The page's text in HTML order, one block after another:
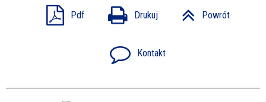
Pdf Drukuj Powrót
Kontakt